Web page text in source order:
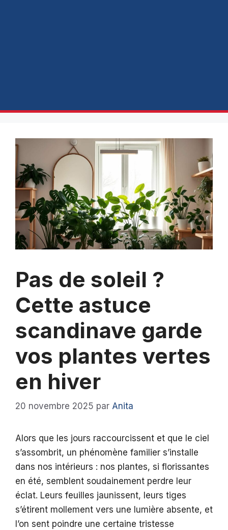
Pas de soleil ?
Cette astuce
scandinave garde
vos plantes vertes
en hiver
20 novembre 2025 par Anita
Alors que les jours raccourcissent et que le ciel
s’assombrit, un phénomène familier s’installe
dans nos intérieurs : nos plantes, si florissantes
en été, semblent soudainement perdre leur
éclat. Leurs feuilles jaunissent, leurs tiges
s’étirent mollement vers une lumière absente, et
l’on sent poindre une certaine tristesse